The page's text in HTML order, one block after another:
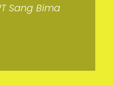
Sang Bima